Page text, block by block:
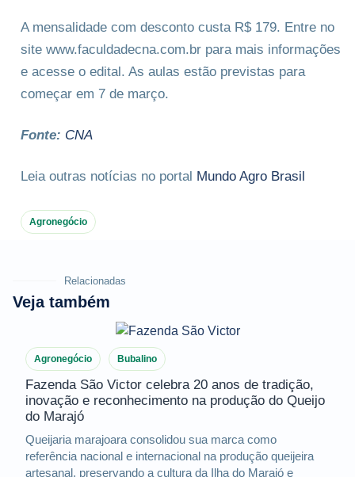
A mensalidade com desconto custa R$ 179. Entre no
site www.faculdadecna.com.br para mais informações
e acesse o edital. As aulas estão previstas para
começar em 7 de março.
Fonte: CNA
Leia outras notícias no portal Mundo Agro Brasil
Agronegócio
Relacionadas
Veja também
Agronegócio Bubalino
Fazenda São Victor celebra 20 anos de tradição,
inovação e reconhecimento na produção do Queijo
do Marajó
Queijaria marajoara consolidou sua marca como
referência nacional e internacional na produção queijeira
artesanal, preservando a cultura da Ilha do Marajó e